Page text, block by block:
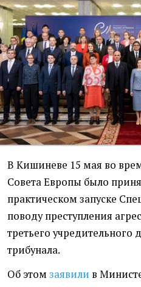
В Кишиневе 15 мая во
Совета Европы было
практическом запуске
поводу преступления
третьего учредительного
трибунала.
Об этомзаявили в